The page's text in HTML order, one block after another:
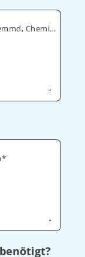
Zum Beispiel: Wasserabweisende, Flammenhemmd, Chemikalienabweisende